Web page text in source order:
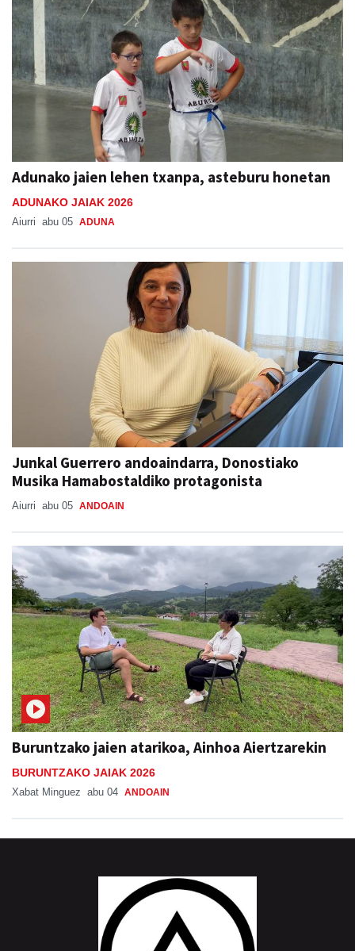
Adunako jaien lehen txanpa, asteburu honetan
ADUNAKO JAIAK 2026
Aiurri abu 05 ADUNA
Junkal Guerrero andoaindarra, Donostiako
Musika Hamabostaldiko protagonista
Aiurri abu 05 ANDOAIN
Buruntzako jaien atarikoa, Ainhoa Aiertzarekin
BURUNTZAKO JAIAK 2026
Xabat Minguez abu 04 ANDOAIN